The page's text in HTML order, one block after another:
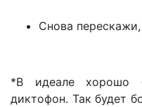
Снова
*В идеале хорошо
диктофон. Так будет